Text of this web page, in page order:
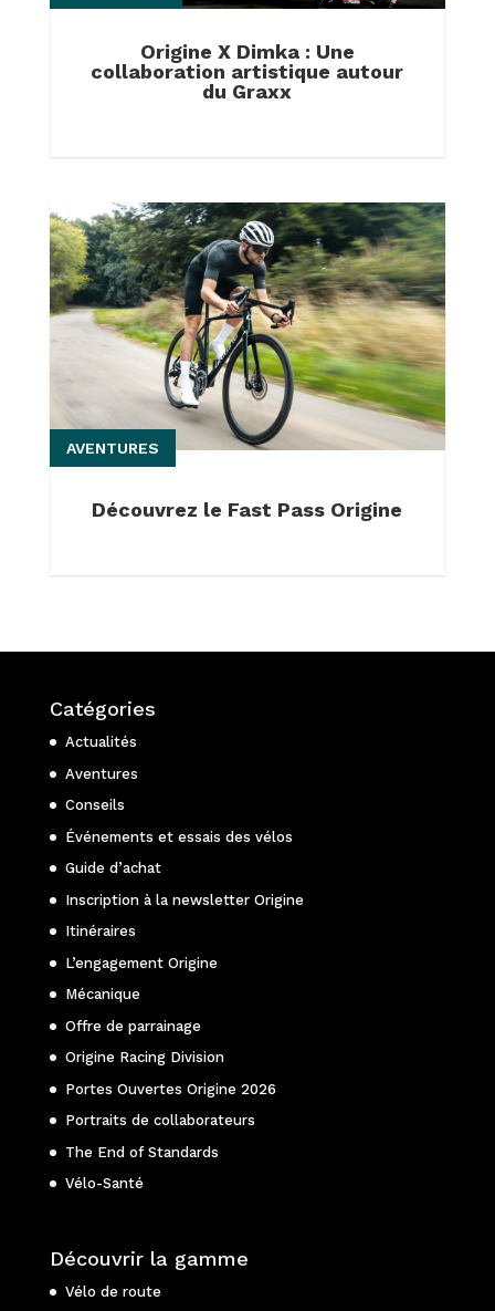
Origine X Dimka : Une
collaboration artistique autour
du Graxx
Découvrez le Fast Pass Origine
AVENTURES
Catégories
Actualités
Aventures
Conseils
Événements et essais des vélos
Guide d’achat
Inscription à la newsletter Origine
Itinéraires
L’engagement Origine
Mécanique
Offre de parrainage
Origine Racing Division
Portes Ouvertes Origine 2026
Portraits de collaborateurs
The End of Standards
Vélo-Santé
Découvrir la gamme
Vélo de route